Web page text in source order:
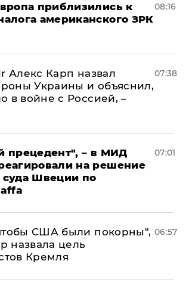
приблизились к
американского ЗРК
08:16
Алекс Карп назвал
Украины и объяснил,
в войне с Россией, –
07:38
прецедент", – в МИД
на решение
суда Швеции по
07:01
США были покорны",
назвала цель
Кремля
06:57